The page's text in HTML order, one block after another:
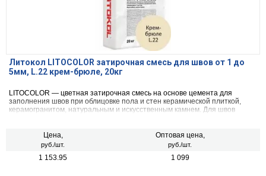
Литокол LITOCOLOR затирочная смесь для швов от 1 до
5мм, L.22 крем-брюле, 20кг
LITOCOLOR — цветная затирочная смесь на основе цемента для
заполнения швов при облицовке пола и стен керамической плиткой,
керамогранитом, натуральным и искусственным камнем. Для швов
Цена,
руб./шт.
Оптовая цена,
руб./шт.
1 153.95 1 099